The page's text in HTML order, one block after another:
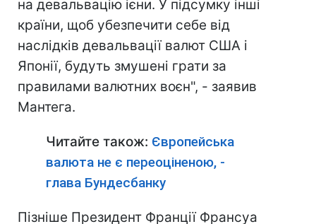
на девальвацію ієни. У підсумку інші
країни, щоб убезпечити себе від
наслідків девальвації валют США і
Японії, будуть змушені грати за
правилами валютних воєн", - заявив
Мантега.
Читайте також: Європейська
валюта не є переоціненою, -
глава Бундесбанку
Пізніше Президент Франції Франсуа